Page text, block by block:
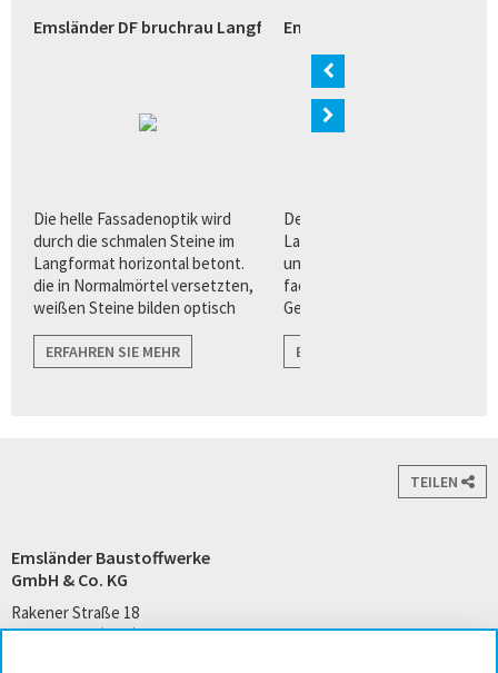
(Bremen)
Emsländer DF bruchrau Langformat weiß (Verl)
Die helle Fassadenoptik wird
durch die schmalen Steine im
Langformat horizontal betont.
die in Normalmörtel versetzten,
weißen Steine bilden optisch
angrenzenden Flächen wie zu
Fenstern, und Türen.
ERFAHREN SIE MEHR
Emsländer Langformat
Der Quarzverblender im
Langformat bietet Architekten
und Planern eine Vielzahl von
facettenreichen
Gestaltungsvorteilen für eine
Fassadenarchitektur.
ERFAHREN SIE MEHR
TEILEN
Emsländer Baustoffwerke
GmbH & Co. KG
Rakener Straße 18
49733 Haren (Ems)